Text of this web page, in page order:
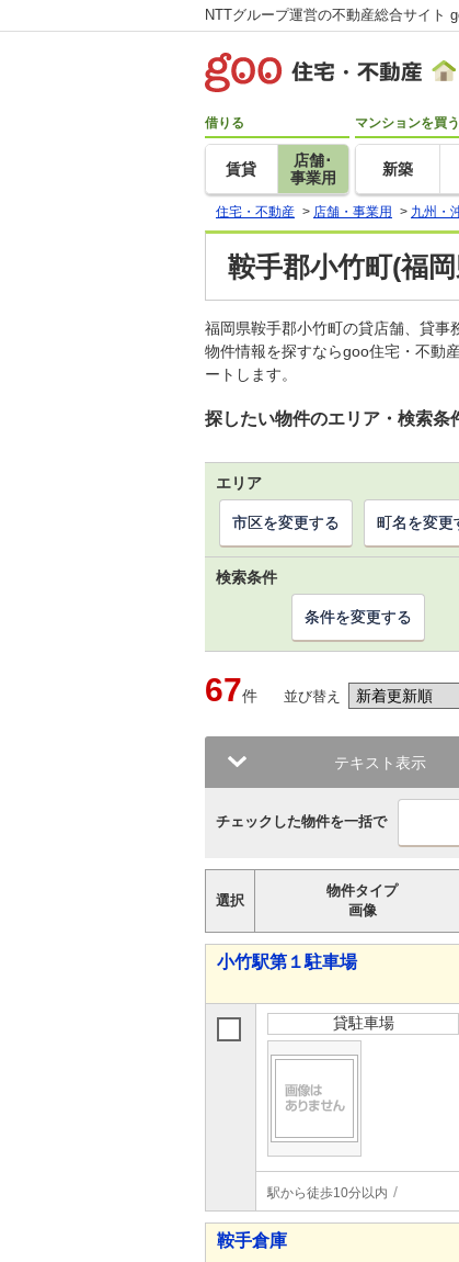
NTTグループ運営の不動産総合サイト
借りる
賃貸
店舗･
事業用
マンションを買う
新築
住宅・不動産 > 店舗・事業用 > 九州・
鞍手郡小竹町(福
福岡県鞍手郡小竹町の貸店舗、貸事
物件情報を探すならgoo住宅・不動
ートします。
探したい物件のエリア・検索条
エリア
市区を変更する 町名を変更
検索条件
条件を変更する
67件 並び替え
テキスト表示
チェックした物件を一括で
選択
物件タイプ
画像
小竹駅第１駐車場
貸駐車場
駅から徒歩10分以内
鞍手倉庫